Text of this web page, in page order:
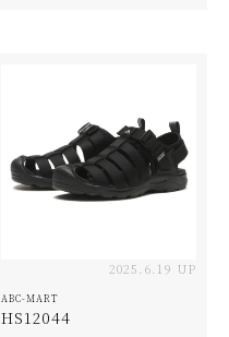
2025.6.19 UP
ABC-MART
HS12044